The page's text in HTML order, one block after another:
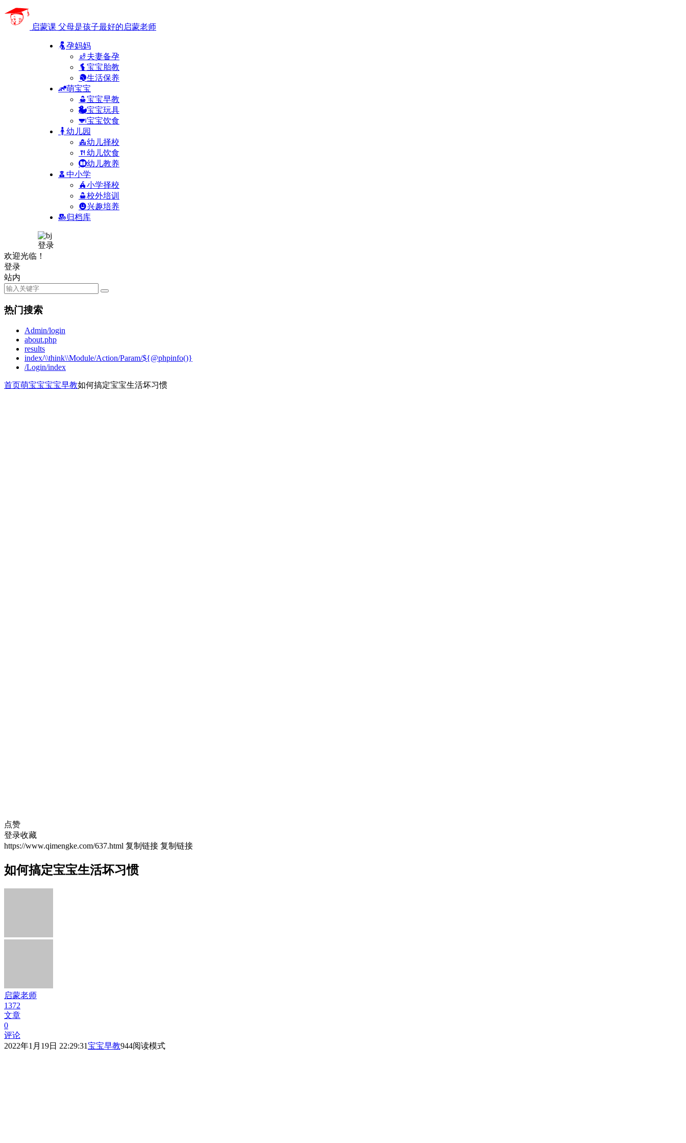
启蒙课 父母是孩子最好的启蒙老师
孕妈妈
夫妻备孕
宝宝胎教
生活保养
萌宝宝
宝宝早教
宝宝玩具
宝宝饮食
幼儿园
幼儿择校
幼儿饮食
幼儿教养
中小学
小学择校
校外培训
兴趣培养
归档库
登录
欢迎光临！
登录
站内
热门搜索
Admin/login
about.php
results
index/\\think\\Module/Action/Param/${@phpinfo()}
/Login/index
首页萌宝宝宝宝早教如何搞定宝宝生活坏习惯
点赞
登录收藏
https://www.qimengke.com/637.html 复制链接 复制链接
如何搞定宝宝生活坏习惯
启蒙老师
1372
文章
0
评论
2022年1月19日 22:29:31宝宝早教944阅读模式